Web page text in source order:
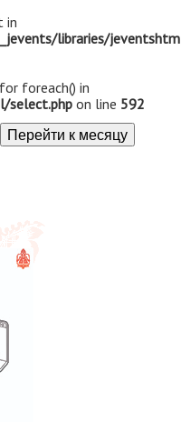
in
libraries/
foreach() in
select.php on line 592
Перейти к месяцу